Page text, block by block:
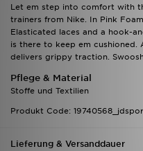
Let em step into comfort with
trainers from Nike. In Pink
Elasticated laces and a hook-
is there to keep em
delivers grippy traction.
Pflege & Material
Stoffe und Textilien
Produkt Code:
Lieferung & Versanddauer